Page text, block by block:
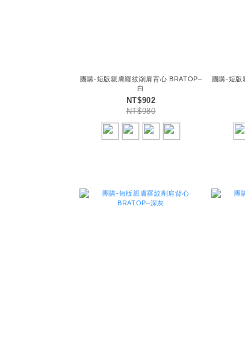
團購-短版親膚羅紋削肩背心 BRATOP–
白
NT$902
NT$980
團購-短版